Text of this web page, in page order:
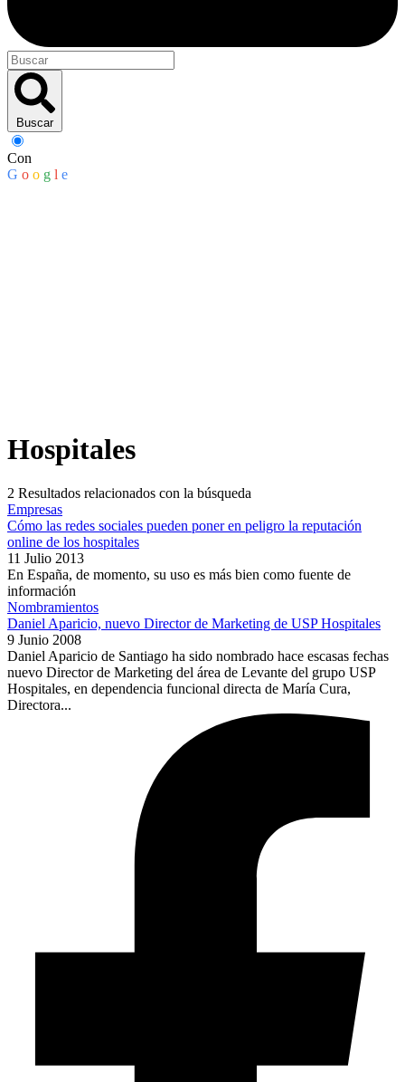
Buscar
Con
G o o g l e
Hospitales
2 Resultados relacionados con la búsqueda
Empresas
Cómo las redes sociales pueden poner en peligro la reputación
online de los hospitales
11 Julio 2013
En España, de momento, su uso es más bien como fuente de
información
Nombramientos
Daniel Aparicio, nuevo Director de Marketing de USP Hospitales
9 Junio 2008
Daniel Aparicio de Santiago ha sido nombrado hace escasas fechas
nuevo Director de Marketing del área de Levante del grupo USP
Hospitales, en dependencia funcional directa de María Cura,
Directora...